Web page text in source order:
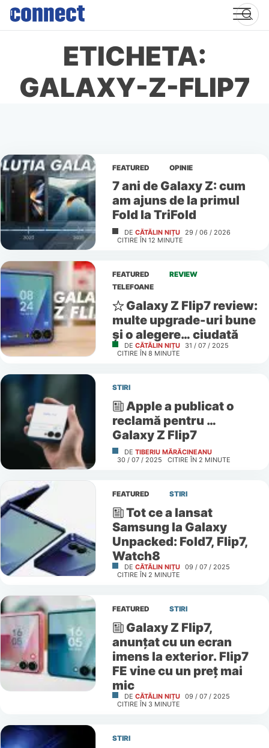
Skip
content
ETICHETA:
GALAXY-Z-FLIP7
FEATURED OPINIE
7 ani de Galaxy Z: cum
am ajuns de la primul
Fold la TriFold
DE CĂTĂLIN NIȚU 29 / 06 / 2026
CITIRE ÎN 12 MINUTE
FEATURED
REVIEW
TELEFOANE
Galaxy Z Flip7 review:
multe upgrade-uri bune
și o alegere… ciudată
DE CĂTĂLIN NIȚU
31 / 07 / 2025
CITIRE ÎN 8 MINUTE
STIRI
Apple a publicat o
reclamă pentru …
Galaxy Z Flip7
DE TIBERIU MĂRĂCINEANU
30 / 07 / 2025
CITIRE ÎN 2 MINUTE
FEATURED STIRI
Tot ce a lansat
Samsung la Galaxy
Unpacked: Fold7, Flip7,
Watch8
DE CĂTĂLIN NIȚU 09 / 07 / 2025
CITIRE ÎN 2 MINUTE
FEATURED STIRI
Galaxy Z Flip7,
anunțat cu un ecran
imens la exterior. Flip7
FE vine cu un preț mai
mic
DE CĂTĂLIN NIȚU 09 / 07 / 2025
CITIRE ÎN 3 MINUTE
STIRI